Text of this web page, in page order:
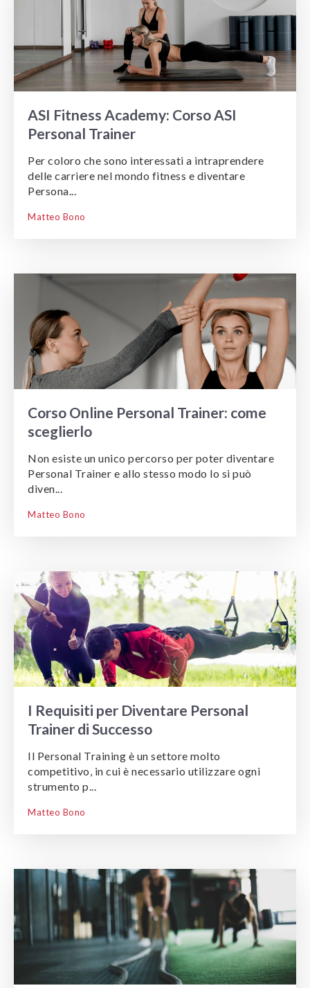
ASI Fitness Academy: Corso ASI
Personal Trainer
Per coloro che sono interessati a intraprendere
delle carriere nel mondo fitness e diventare
Persona...
Matteo Bono
Corso Online Personal Trainer: come
sceglierlo
Non esiste un unico percorso per poter diventare
Personal Trainer e allo stesso modo lo si può
diven...
Matteo Bono
I Requisiti per Diventare Personal
Trainer di Successo
Il Personal Training è un settore molto
competitivo, in cui è necessario utilizzare ogni
strumento p...
Matteo Bono